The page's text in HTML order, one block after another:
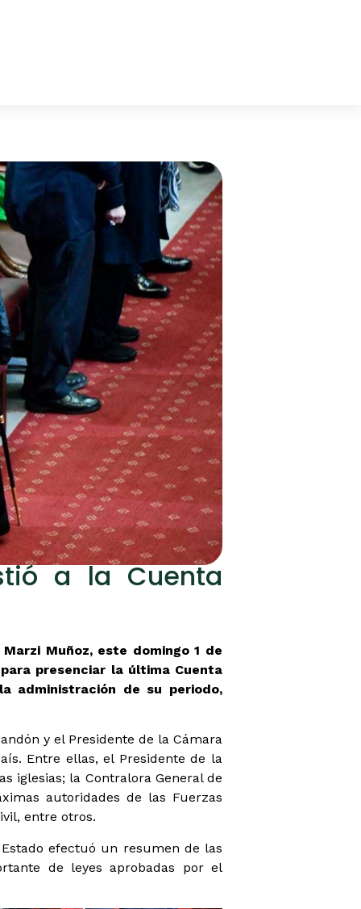
a la Cuenta
Muñoz, este domingo 1 de
presenciar la última Cuenta
administración de su periodo,
y el Presidente de la Cámara
Entre ellas, el Presidente de la
iglesias; la Contralora General de
autoridades de las Fuerzas
entre otros.
efectuó un resumen de las
de leyes aprobadas por el